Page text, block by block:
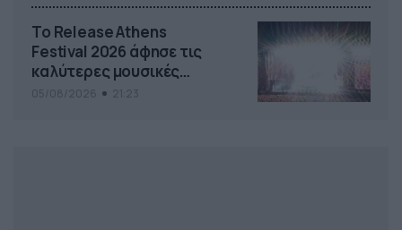
Το Release Athens
Festival 2026 άφησε τις
καλύτερες μουσικές
αναμνήσεις